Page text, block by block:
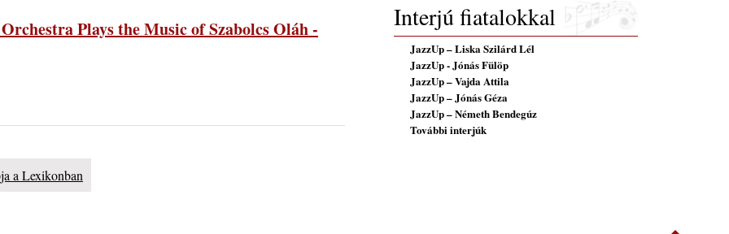
13-
Plays the Music of Szabolcs Oláh -
a Lexikonban
Interjú fiatalokkal
JazzUp – Liska Szilárd Lél
JazzUp - Jónás Fülöp
JazzUp – Vajda Attila
JazzUp – Jónás Géza
JazzUp – Németh Bendegúz
További interjúk